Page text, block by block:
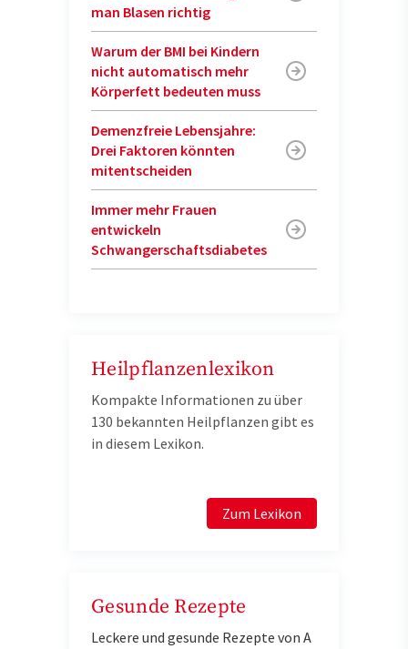
man Blasen richtig
Warum der BMI bei Kindern
nicht automatisch mehr
Körperfett bedeuten muss
Demenzfreie Lebensjahre:
Drei Faktoren könnten
mitentscheiden
Immer mehr Frauen
entwickeln
Schwangerschaftsdiabetes
Heilpflanzenlexikon
Kompakte Informationen zu über
130 bekannten Heilpflanzen gibt es
in diesem Lexikon.
Zum Lexikon
Gesunde Rezepte
Leckere und gesunde Rezepte von A